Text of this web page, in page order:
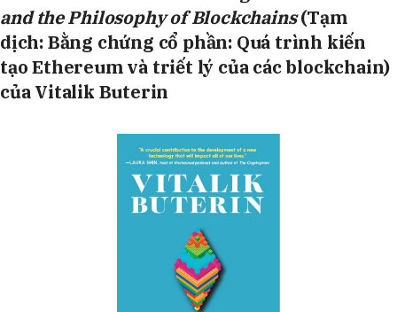
and the Philosophy of Blockchains(Tạm
dịch: Bằng chứng cổ phần: Quá trình kiến
tạo Ethereum và triết lý của các blockchain)
của Vitalik Buterin